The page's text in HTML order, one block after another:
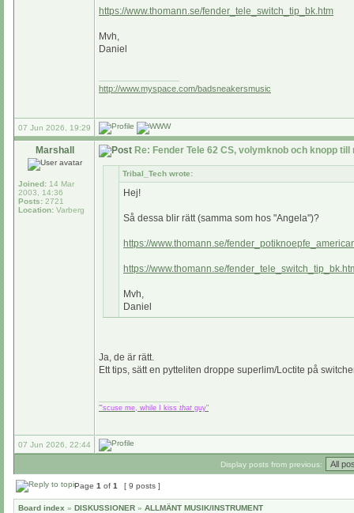
https://www.thomann.se/fender_tele_switch_tip_bk.htm
Mvh,
Daniel
http://www.myspace.com/badsneakersmusic
07 Jun 2026, 19:29
Marshall
Joined: 14 Mar
2003, 14:36
Posts: 2721
Location: Varberg
Re: Fender Tele 62 CS, volymknob och knopp
Tribal_Tech wrote:
Hej!
Så dessa blir rätt (samma som hos "Angela")?
https://www.thomann.se/
https://www.thomann.se/
Mvh,
Daniel
Ja, de är rätt.
Ett tips, sätt en pytteliten droppe superlim/Loctite på
"'scuse me, while I kiss that guy"
07 Jun 2026, 22:44
Display posts from previous:
Page 1 of 1 [ 9 posts ]
Board index » DISKUSSIONER » ALLMÄNT MUSIK/INSTRUMENT